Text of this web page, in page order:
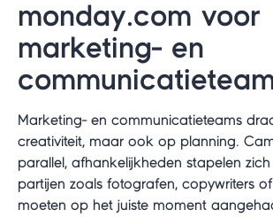
monday.com voor
marketing- en
Marketing- en communicatieteams
creativiteit, maar ook op planning.
parallel, afhankelijkheden stapelen
partijen zoals fotografen, copywriters
moeten op het juiste moment